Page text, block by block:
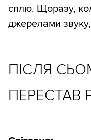
сплю. Щоразу,
джерелами звуку,
ПІСЛЯ
ПЕРЕСТАВ